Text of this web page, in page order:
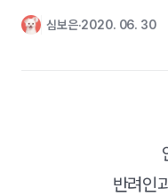
심보은 2020. 06. 30
반려인